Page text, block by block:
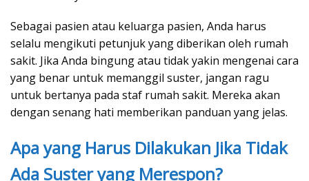
Sebagai pasien atau keluarga pasien, Anda harus
selalu mengikuti petunjuk yang diberikan oleh rumah
sakit. Jika Anda bingung atau tidak yakin mengenai cara
yang benar untuk memanggil suster, jangan ragu
untuk bertanya pada staf rumah sakit. Mereka akan
dengan senang hati memberikan panduan yang jelas.
Apa yang Harus Dilakukan Jika Tidak
Ada Suster yang Merespon?